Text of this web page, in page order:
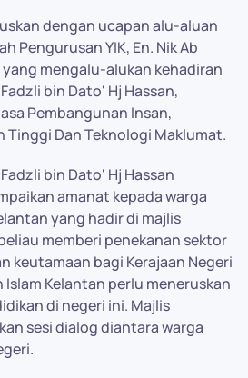
dengan ucapan alu-aluan
Pengurusan YIK, En. Nik Ab
yang mengalu-alukan kehadiran
bin Dato' Hj Hassan,
Pembangunan Insan,
Tinggi Dan Teknologi Maklumat.
bin Dato' Hj Hassan
amanat kepada warga
yang hadir di majlis
memberi penekanan sektor
keutamaan bagi Kerajaan Negeri
Islam Kelantan perlu meneruskan
di negeri ini. Majlis
sesi dialog diantara warga